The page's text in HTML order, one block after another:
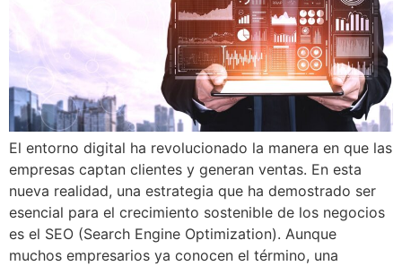
El entorno digital ha revolucionado la manera en que las
empresas captan clientes y generan ventas. En esta
nueva realidad, una estrategia que ha demostrado ser
esencial para el crecimiento sostenible de los negocios
es el SEO (Search Engine Optimization). Aunque
muchos empresarios ya conocen el término, una